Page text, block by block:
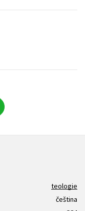
teologie
čeština